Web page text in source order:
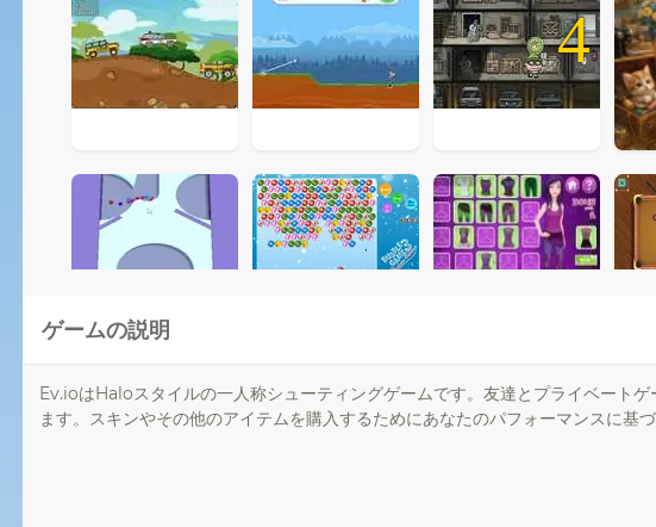
4
ゲームの説明
Ev.ioはHaloスタイルの一人称シューティングゲームです。友達とプライベート
ます。スキンやその他のアイテムを購入するためにあなたのパフォーマンスに基づ